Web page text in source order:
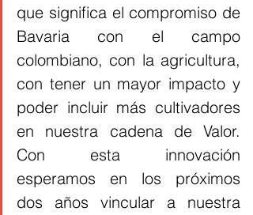
que significa el compromiso de
Bavaria con el campo
colombiano, con la agricultura,
con tener un mayor impacto y
poder incluir más cultivadores
en nuestra cadena de Valor.
Con esta innovación
esperamos en los próximos
dos años vincular a nuestra